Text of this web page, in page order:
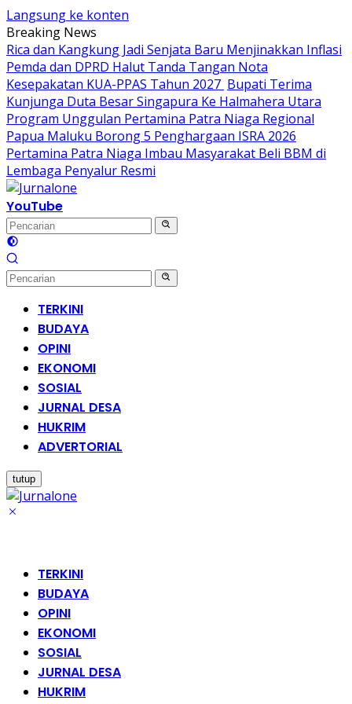
Langsung ke konten
Breaking News
Rica dan Kangkung Jadi Senjata Baru Menjinakkan Inflasi
Pemda dan DPRD Halut Tanda Tangan Nota
Kesepakatan KUA-PPAS Tahun 2027 Bupati Terima
Kunjunga Duta Besar Singapura Ke Halmahera Utara
Program Unggulan Pertamina Patra Niaga Regional
Papua Maluku Borong 5 Penghargaan ISRA 2026
Pertamina Patra Niaga Imbau Masyarakat Beli BBM di
Lembaga Penyalur Resmi
YouTube
TERKINI
BUDAYA
OPINI
EKONOMI
SOSIAL
JURNAL DESA
HUKRIM
ADVERTORIAL
tutup
TERKINI
BUDAYA
OPINI
EKONOMI
SOSIAL
JURNAL DESA
HUKRIM